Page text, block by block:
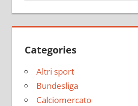
Categories
Altri sport
Bundesliga
Calciomercato